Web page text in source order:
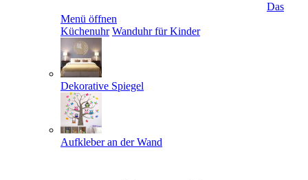
Das
Menü öffnen
Küchenuhr Wanduhr für Kinder
Dekorative Spiegel
Aufkleber an der Wand